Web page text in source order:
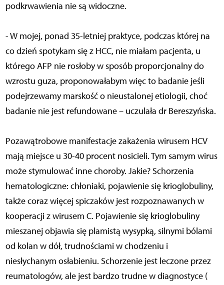
podkrwawienia nie są widoczne.
- W mojej, ponad 35-letniej praktyce, podczas której na
co dzień spotykam się z HCC, nie miałam pacjenta, u
którego AFP nie rosłoby w sposób proporcjonalny do
wzrostu guza, proponowałabym więc to badanie jeśli
podejrzewamy marskość o nieustalonej etiologii, choć
badanie nie jest refundowane – uczulała dr Bereszyńska.
Pozawątrobowe manifestacje zakażenia wirusem HCV
mają miejsce u 30-40 procent nosicieli. Tym samym wirus
może stymulować inne choroby. Jakie? Schorzenia
hematologiczne: chłoniaki, pojawienie się krioglobuliny,
także coraz więcej spiczaków jest rozpoznawanych w
kooperacji z wirusem C. Pojawienie się krioglobuliny
mieszanej objawia się plamistą wysypką, silnymi bólami
od kolan w dół, trudnościami w chodzeniu i
niesłychanym osłabieniu. Schorzenie jest leczone przez
reumatologów, ale jest bardzo trudne w diagnostyce (